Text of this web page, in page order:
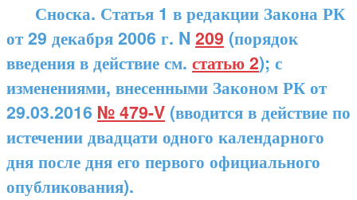
Сноска. Статья 1 в редакции Закона РК
от 29 декабря 2006 г. N 209 (порядок
введения в действие см. статью 2); с
изменениями, внесенными Законом РК от
29.03.2016 № 479-V (вводится в действие по
истечении двадцати одного календарного
дня после дня его первого официального
опубликования).